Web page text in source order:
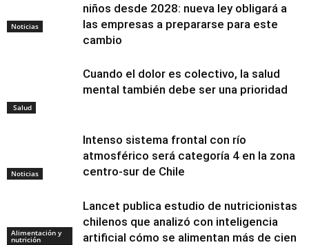
Noticias
niños desde 2028: nueva ley obligará a
las empresas a prepararse para este
cambio
Salud
Cuando el dolor es colectivo, la salud
mental también debe ser una prioridad
Noticias
Intenso sistema frontal con río
atmosférico será categoría 4 en la zona
centro-sur de Chile
Alimentación y
nutrición
Lancet publica estudio de nutricionistas
chilenos que analizó con inteligencia
artificial cómo se alimentan más de cien